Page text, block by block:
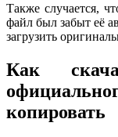
Также случается,
файл был забыт её
загрузить
Как
копировать